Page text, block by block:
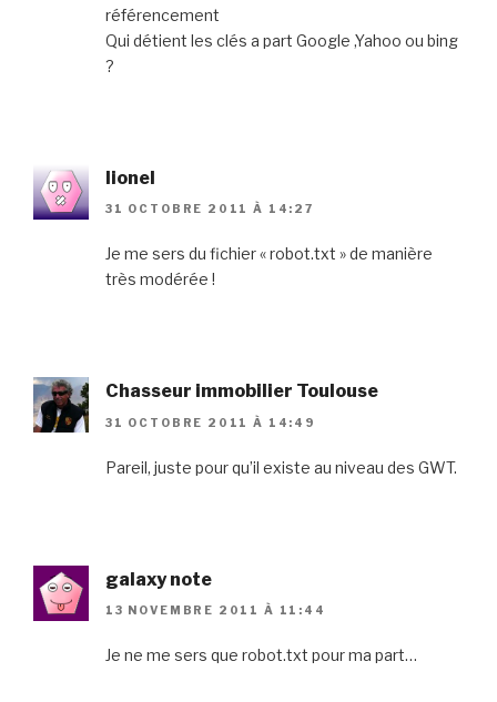
référencement
Qui détient les clés a part Google ,Yahoo ou bing
?
lionel
31 OCTOBRE 2011 À 14:27
Je me sers du fichier « robot.txt » de manière
très modérée !
Chasseur immobilier Toulouse
31 OCTOBRE 2011 À 14:49
Pareil, juste pour qu’il existe au niveau des GWT.
galaxy note
13 NOVEMBRE 2011 À 11:44
Je ne me sers que robot.txt pour ma part…